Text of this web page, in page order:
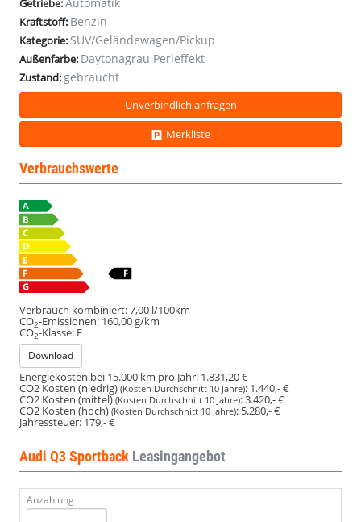
LED
LED
LED
LED
Getriebe:
Kraftstoff: Benzin
Kategorie: SUV/Geländewagen/Pickup
Außenfarbe: Daytonagrau Perleffekt
Zustand: gebraucht
Unverbindlich anfragen
Merkliste
Verbrauchswerte
Verbrauch kombiniert:7,00 l/100km
CO2-Emissionen: 160,00 g/km
CO2-Klasse: F
Download
Energiekosten bei 15.000 km pro Jahr: 1.831,20 €
CO2 Kosten (niedrig) (Kosten Durchschnitt 10 Jahre): 1.440,- €
CO2 Kosten (mittel)(Kosten Durchschnitt 10 Jahre):3.420,- €
CO2 Kosten (hoch) (Kosten Durchschnitt 10 Jahre): 5.280,- €
Jahressteuer: 179,- €
Audi Q3 Sportback Leasingangebot
Anzahlung